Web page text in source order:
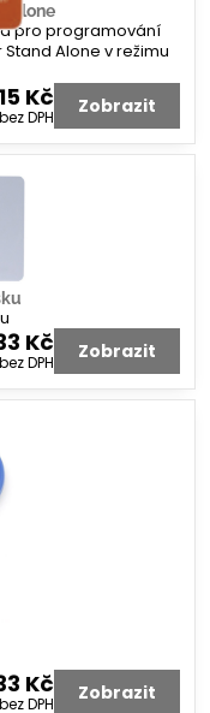
Alone
pro programování
Alone v režimu
Kč
bez DPH Zobrazit
Kč
bez DPH Zobrazit
Kč
bez DPH Zobrazit